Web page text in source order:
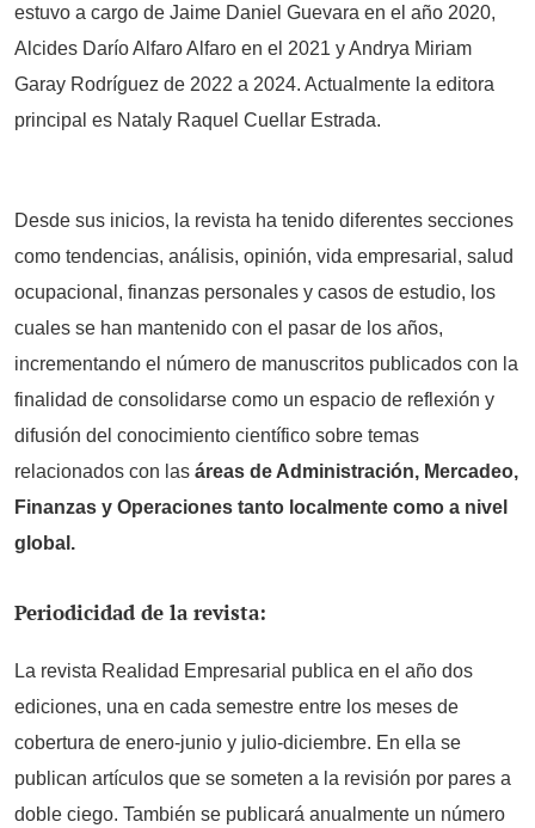
estuvo a cargo de Jaime Daniel Guevara en el año 2020,
Alcides Darío Alfaro Alfaro en el 2021 y Andrya Miriam
Garay Rodríguez de 2022 a 2024. Actualmente la editora
principal es Nataly Raquel Cuellar Estrada.
Desde sus inicios, la revista ha tenido diferentes secciones
como tendencias, análisis, opinión, vida empresarial, salud
ocupacional, finanzas personales y casos de estudio, los
cuales se han mantenido con el pasar de los años,
incrementando el número de manuscritos publicados con la
finalidad de consolidarse como un espacio de reflexión y
difusión del conocimiento científico sobre temas
relacionados con las áreas de Administración, Mercadeo,
Finanzas y Operaciones tanto localmente como a nivel
global.
Periodicidad de la revista:
La revista Realidad Empresarial publica en el año dos
ediciones, una en cada semestre entre los meses de
cobertura de enero-junio y julio-diciembre. En ella se
publican artículos que se someten a la revisión por pares a
doble ciego. También se publicará anualmente un número